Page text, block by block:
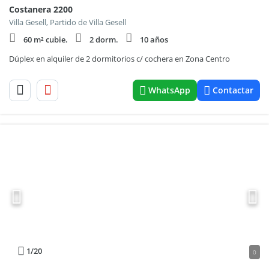
Costanera 2200
Villa Gesell, Partido de Villa Gesell
60 m² cubie.
2 dorm.
10 años
Dúplex en alquiler de 2 dormitorios c/ cochera en Zona Centro
WhatsApp Contactar
1/20 0